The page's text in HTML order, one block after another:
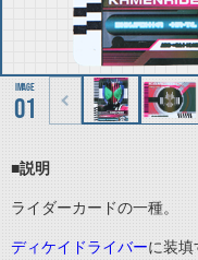
01
■説明
ライダーカードの一種。
ディケイドライバーに装